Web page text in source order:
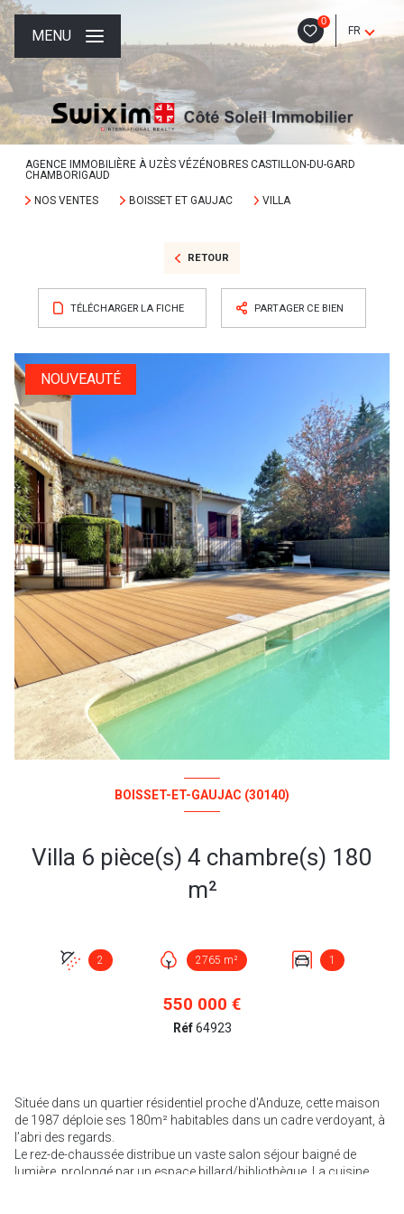
0
FR
MENU
AGENCE IMMOBILIÈRE À UZÈS VÉZÉNOBRES CASTILLON-DU-GARD
CHAMBORIGAUD
NOS VENTES
BOISSET ET GAUJAC VILLA
RETOUR
TÉLÉCHARGER LA FICHE PARTAGER CE BIEN
NOUVEAUTÉ
BOISSET-ET-GAUJAC (30140)
Villa 6 pièce(s) 4 chambre(s) 180
m²
2 2765 m² 1
550 000 €
Réf64923
Située dans un quartier résidentiel proche d'Anduze, cette maison
de 1987 déploie ses 180m² habitables dans un cadre verdoyant, à
l’abri des regards.
Le rez-de-chaussée distribue un vaste salon séjour baigné de
lumière, prolongé par un espace billard/bibliothèque. La cuisine